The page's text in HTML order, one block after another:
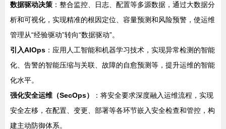
数据驱动决策 ：整合监控、日志、配置等多源数据，通过大数据分
析和可视化，实现精准的根因定位、容量预测和风险预警，使运维
管理从“经验驱动”转向“数据驱动”。
引入AIOps ：应用人工智能和机器学习技术，实现异常检测的智能
化、告警的智能压缩与关联、故障的自愈预测等，提升运维的智能
化水平。
强化安全运维（SecOps）
：将安全要求深度融入运维流程，实现
安全左移，在配置、变更、部署等各环节嵌入安全检查和管控，构
建主动防御体系。